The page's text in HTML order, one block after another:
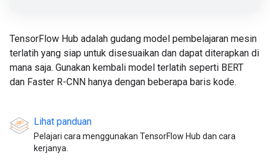
TensorFlow Hub adalah gudang model pembelajaran mesin
terlatih yang siap untuk disesuaikan dan dapat diterapkan di
mana saja. Gunakan kembali model terlatih seperti BERT
dan Faster R-CNN hanya dengan beberapa baris kode.
Lihat panduan
Pelajari cara menggunakan TensorFlow Hub dan cara
kerjanya.